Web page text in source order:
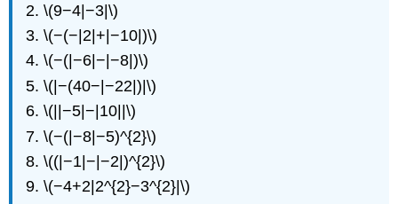
\(9−4|−3|\)
\(−(−|2|+|−10|)\)
\(−(|−6|−|−8|)\)
\(|−(40−|−22|)|\)
\(||−5|−|10||\)
\(−(|−8|−5)^{2}\)
\((|−1|−|−2|)^{2}\)
\(−4+2|2^{2}−3^{2}|\)